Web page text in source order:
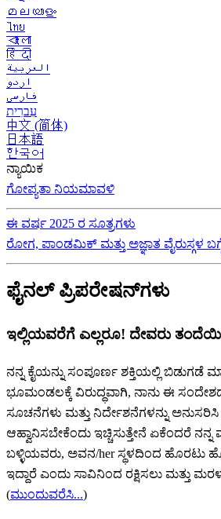
മലയാളം
ไทย
বাংলা
हिंदी
العربية
اردو
فارسی
עִברִית
中文 (简体)
日本語
한국어
ನ್ಯಾಯಿಕ
ಗೋಪ್ಯತಾ ನಿಯಮಾವಳಿ
ಈ ವರ್ಷ 2025 ರ ಸೂತ್ರಗಳು
ರೋಗ, ಪಾಂಡಮಿಕ್ ಮತ್ತು ಅಜ್ಞಾತ ವೈರುಸ್ಗಳ
ಫೈನಲ್ ಪ್ರಿಪರೇಷನ್‌ಗಳು
ಇಲ್ಲಿಯವರೆಗೆ ಎಲ್ಲರೂ! ದೇವರು
ನನ್ನ ಕೈಯನ್ನು ಸಂಪೂರ್ಣ ಶಕ್ತಿಯಲ್ಲಿ ಬಿಡುಗಡೆ
ಭೂಮಂಡಲಕ್ಕೆ ವಿರುದ್ಧವಾಗಿ, ನಾನು ಈ
ಸೂಚನೆಗಳು ಮತ್ತು ನಿರ್ದೇಶನೆಗಳನ್ನು ಅನುಸರಿಸಿ
ಆಹ್ವಾನಿಸಬೇಕೆಂದು ಇಚ್ಚಿಸುತ್ತೇನೆ ಏಕೆಂದರೆ
ಬಳ್ಳಿಯವರು, ಅವನ/her ಸ್ಥಳದಿಂದ ಹೊರಟು
ಇದ್ದಾರೆ ಎಂದು ಸಾವಿನಿಂದ ರಕ್ಷಿಸಲು ಮತ್ತು
(ಮುಂದುವರೆಸಿ...)